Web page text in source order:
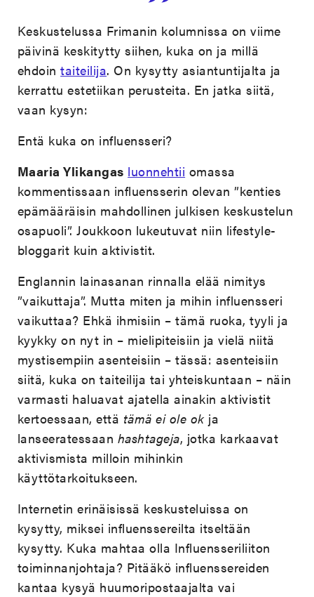
Keskustelussa Frimanin kolumnissa on viime
päivinä keskitytty siihen, kuka on ja millä
ehdointaiteilija. On kysytty asiantuntijalta ja
kerrattu estetiikan perusteita. En jatka siitä,
vaan kysyn:
Entä kuka on influensseri?
Maaria Ylikangas luonnehtii omassa
kommentissaan influensserin olevan ”kenties
epämääräisin mahdollinen julkisen keskustelun
osapuoli”. Joukkoon lukeutuvat niin lifestyle-
bloggarit kuin aktivistit.
Englannin lainasanan rinnalla elää nimitys
”vaikuttaja”. Mutta miten ja mihin influensseri
vaikuttaa? Ehkä ihmisiin – tämä ruoka, tyyli ja
kyykky on nyt in – mielipiteisiin ja vielä niitä
mystisempiin asenteisiin – tässä: asenteisiin
siitä, kuka on taiteilija tai yhteiskuntaan – näin
varmasti haluavat ajatella ainakin aktivistit
kertoessaan, että tämä ei ole okja
lanseeratessaan hashtageja, jotka karkaavat
aktivismista milloin mihinkin
käyttötarkoitukseen.
Internetin erinäisissä keskusteluissa on
kysytty, miksei influenssereilta itseltään
kysytty. Kuka mahtaa olla Influensseriliiton
toiminnanjohtaja? Pitääkö influenssereiden
kantaa kysyä huumoripostaajalta vai